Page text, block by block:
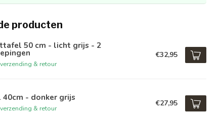
producten
50 cm - licht grijs - 2
& retour
€32,95
40cm - donker grijs
& retour
€27,95